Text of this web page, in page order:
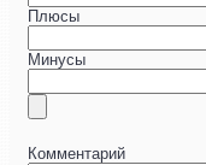
Плюсы
Минусы
Комментарий